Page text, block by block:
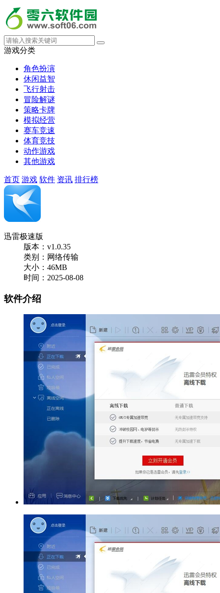
游戏分类
角色扮演
休闲益智
飞行射击
冒险解谜
策略卡牌
模拟经营
赛车竞速
体育竞技
动作游戏
其他游戏
首页 游戏 软件 资讯 排行榜
迅雷极速版
版本：v1.0.35
类别：网络传输
大小：46MB
时间：2025-08-08
软件介绍